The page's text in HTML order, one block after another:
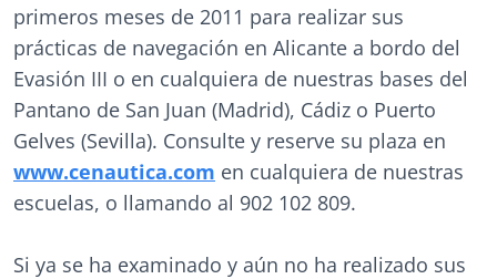
primeros meses de 2011 para realizar sus
prácticas de navegación en Alicante a bordo del
Evasión III o en cualquiera de nuestras bases del
Pantano de San Juan (Madrid), Cádiz o Puerto
Gelves (Sevilla). Consulte y reserve su plaza en
www.cenautica.com en cualquiera de nuestras
escuelas, o llamando al 902 102 809.
Si ya se ha examinado y aún no ha realizado sus